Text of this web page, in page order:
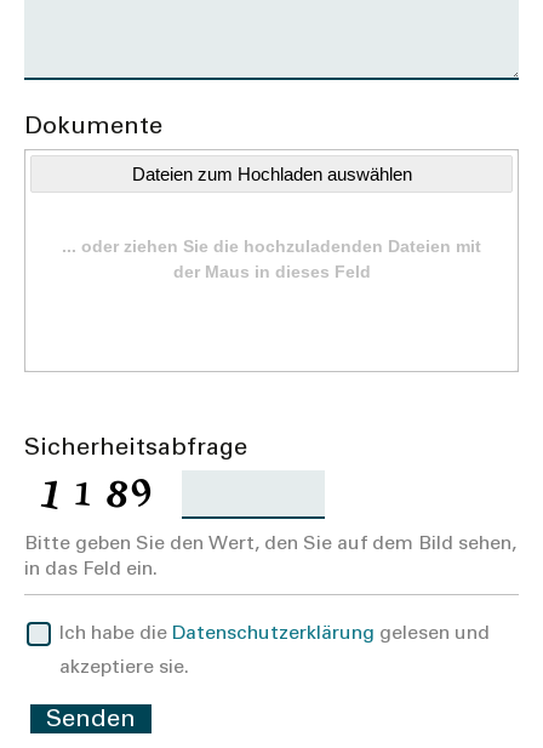
Dokumente
Sicherheitsabfrage
Bitte geben Sie den Wert, den Sie auf dem Bild sehen,
in das Feld ein.
Ich habe die Datenschutzerklärung gelesen und
akzeptiere sie.
Senden